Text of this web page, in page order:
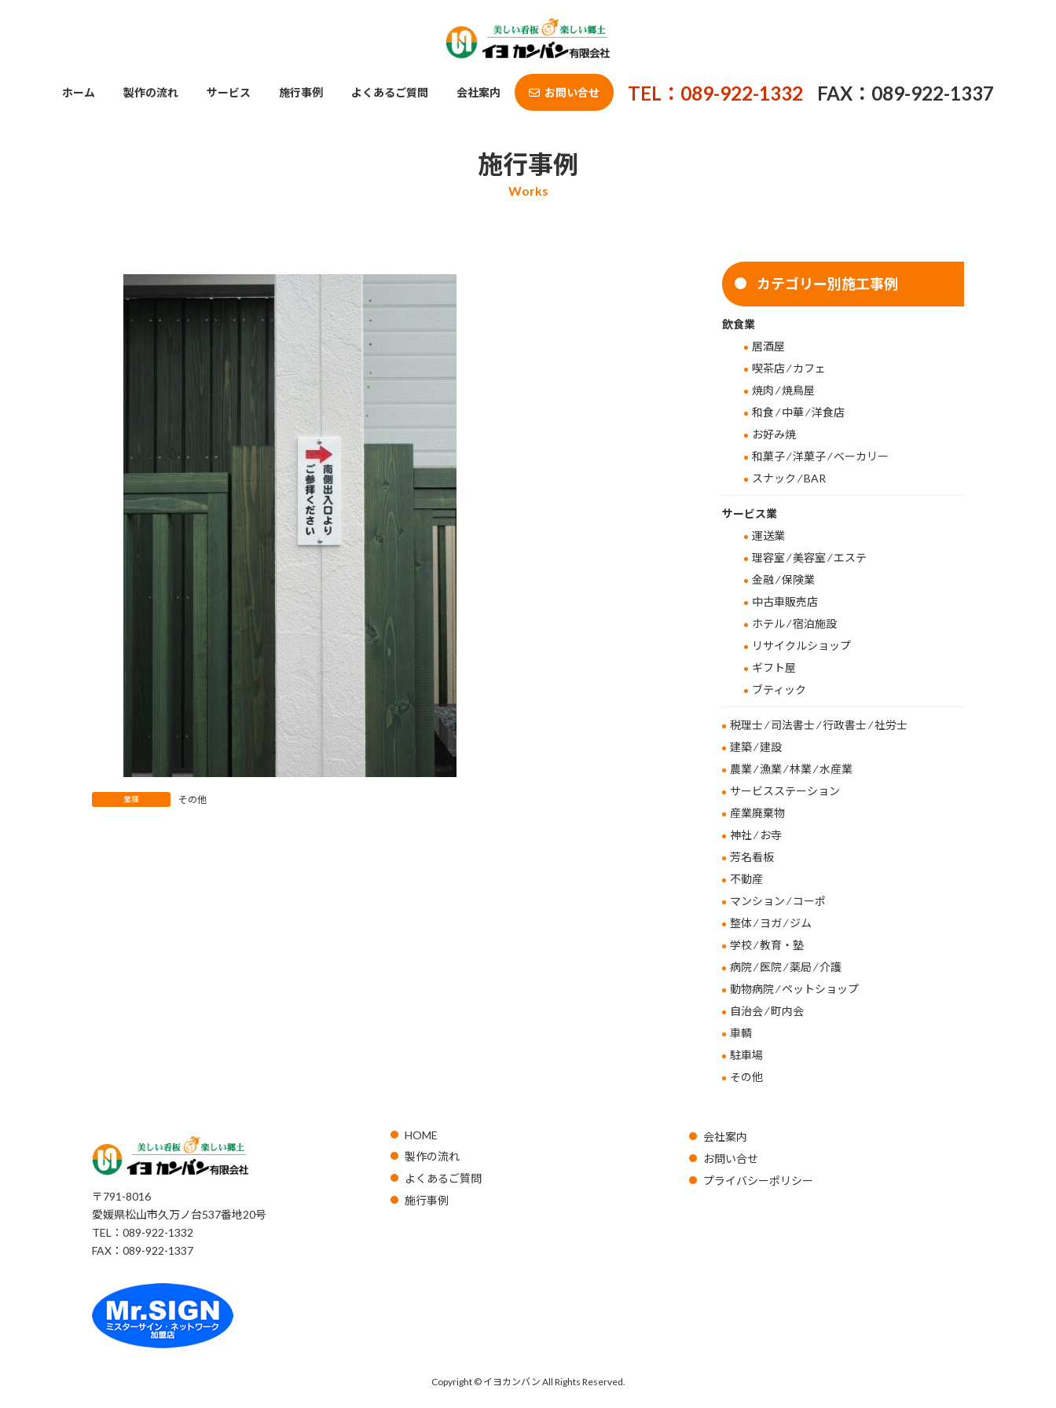
ホーム 製作の流れ サービス 施行事例 よくあるご質問 会社案内 お問い合せ TEL：089-922-1332 FAX：089-922-1337
施行事例
業種 その他
カテゴリー別施工事例
飲食業
居酒屋
喫茶店 ⁄ カフェ
焼肉 ⁄ 焼鳥屋
和食 ⁄ 中華 ⁄ 洋食店
お好み焼
和菓子 ⁄ 洋菓子 ⁄ ベーカリー
スナック ⁄ BAR
サービス業
運送業
理容室 ⁄ 美容室 ⁄ エステ
金融 ⁄ 保険業
中古車販売店
ホテル ⁄ 宿泊施設
リサイクルショップ
ギフト屋
ブティック
税理士 ⁄ 司法書士 ⁄ 行政書士 ⁄ 社労士
建築 ⁄ 建設
農業 ⁄ 漁業 ⁄ 林業 ⁄ 水産業
サービスステーション
産業廃棄物
神社 ⁄ お寺
芳名看板
不動産
マンション ⁄ コーポ
整体 ⁄ ヨガ ⁄ ジム
学校 ⁄ 教育・塾
病院 ⁄ 医院 ⁄ 薬局 ⁄ 介護
動物病院 ⁄ ペットショップ
自治会 ⁄ 町内会
車輌
駐車場
その他
〒791-8016
愛媛県松山市久万ノ台537番地20号
TEL：089-922-1332
FAX：089-922-1337
HOME
製作の流れ
よくあるご質問
施行事例
会社案内
お問い合せ
プライバシーポリシー
Copyright © イヨカンバン All Rights Reserved.